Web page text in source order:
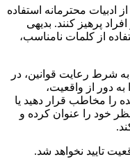
ادبیات محترمانه استفاده
پرهیز کنند. بدیهی
از کلمات نامناسب،
شرط رعایت قوانین، در
دور از واقعیت،
را مخاطب قرار دهید یا
نظر خود را عنوان کرده و
تایید نخواهد شد.